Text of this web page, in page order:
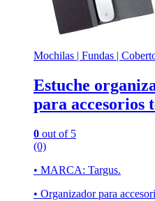
Mochilas | Fundas |
Estuche
para accesorios
0 out of 5
(0)
• MARCA: Targus.
• Organizador para